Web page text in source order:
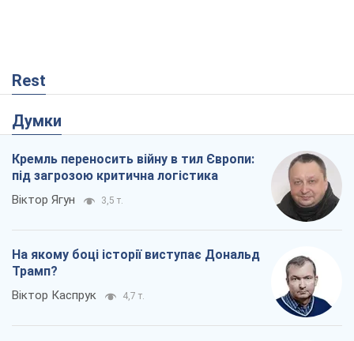
Rest
Думки
Кремль переносить війну в тил Європи:
під загрозою критична логістика
Віктор Ягун 3,5 т.
На якому боці історії виступає Дональд
Трамп?
Віктор Каспрук 4,7 т.